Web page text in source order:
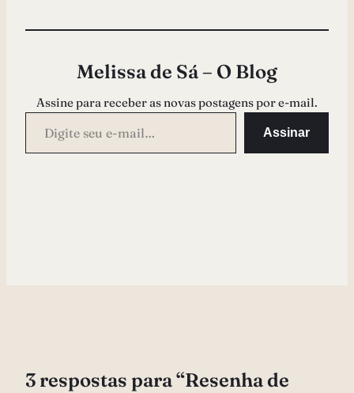
Melissa de Sá – O Blog
Assine para receber as novas postagens por e-mail.
Digite seu e-mail…
Assinar
3 respostas para “Resenha de